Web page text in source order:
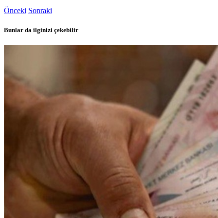
Önceki Sonraki
Bunlar da ilginizi çekebilir